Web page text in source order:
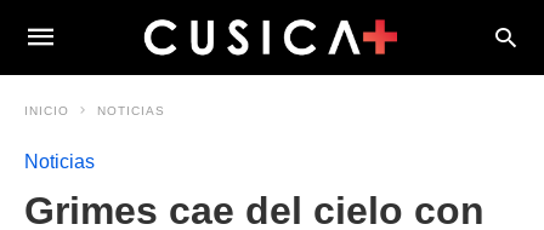
INICIO NOTICIAS
Noticias
Grimes cae del cielo con